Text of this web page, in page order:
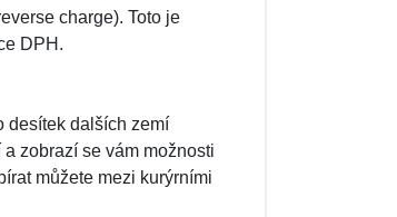
charge). Toto je
DPH.
desítek dalších zemí
zobrazí se vám možnosti
můžete mezi kurýrními